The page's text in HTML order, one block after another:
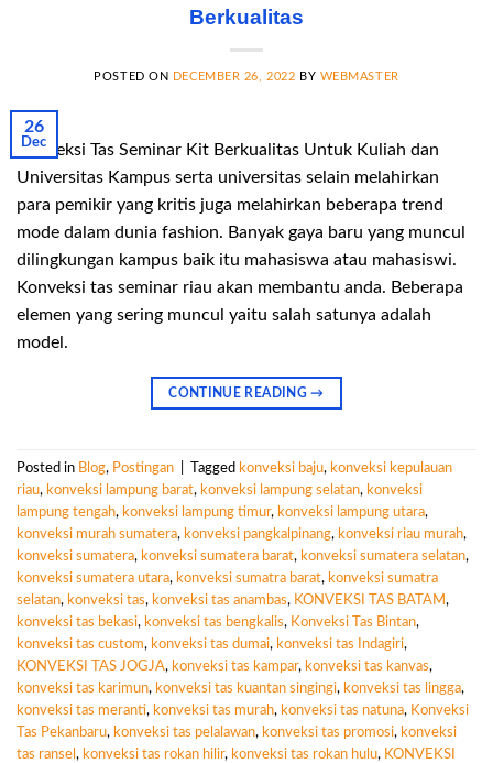
Berkualitas
POSTED ON DECEMBER 26, 2022 BY WEBMASTER
26
Dec
Konveksi Tas Seminar Kit Berkualitas Untuk Kuliah dan
Universitas Kampus serta universitas selain melahirkan
para pemikir yang kritis juga melahirkan beberapa trend
mode dalam dunia fashion. Banyak gaya baru yang muncul
dilingkungan kampus baik itu mahasiswa atau mahasiswi.
Konveksi tas seminar riau akan membantu anda. Beberapa
elemen yang sering muncul yaitu salah satunya adalah
model.
CONTINUE READING→
Posted in Blog, Postingan Tagged konveksi baju, konveksi kepulauan
riau, konveksi lampung barat, konveksi lampung selatan, konveksi
lampung tengah, konveksi lampung timur, konveksi lampung utara,
konveksi murah sumatera, konveksi pangkalpinang, konveksi riau murah,
konveksi sumatera, konveksi sumatera barat, konveksi sumatera selatan,
konveksi sumatera utara, konveksi sumatra barat, konveksi sumatra
selatan, konveksi tas, konveksi tas anambas, KONVEKSI TAS BATAM,
konveksi tas bekasi, konveksi tas bengkalis, Konveksi Tas Bintan,
konveksi tas custom, konveksi tas dumai, konveksi tas Indagiri,
KONVEKSI TAS JOGJA, konveksi tas kampar, konveksi tas kanvas,
konveksi tas karimun, konveksi tas kuantan singingi, konveksi tas lingga,
konveksi tas meranti, konveksi tas murah, konveksi tas natuna, Konveksi
Tas Pekanbaru, konveksi tas pelalawan, konveksi tas promosi, konveksi
tas ransel , konveksi tas rokan hilir, konveksi tas rokan hulu, KONVEKSI